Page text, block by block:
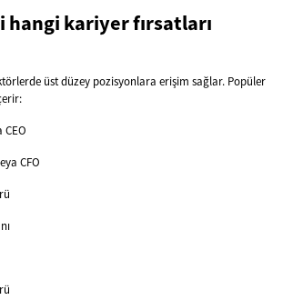
hangi kariyer fırsatları
üst düzey pozisyonlara erişim sağlar. Popüler
CEO
CFO